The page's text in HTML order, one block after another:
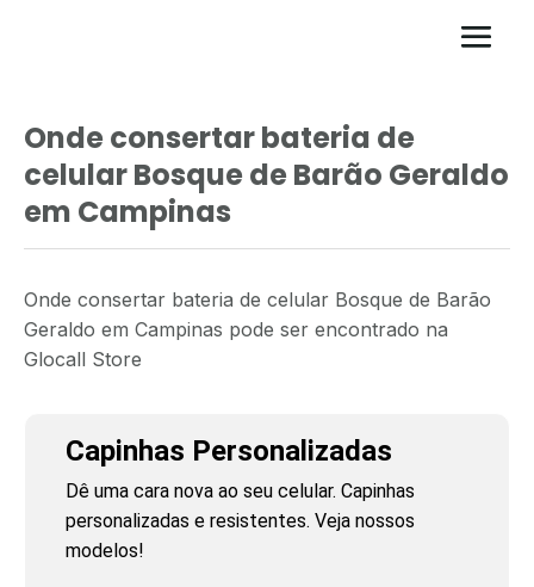
Onde consertar bateria de
celular Bosque de Barão Geraldo
em Campinas
Onde consertar bateria de celular Bosque de Barão
Geraldo em Campinas pode ser encontrado na
Glocall Store
Capinhas Personalizadas
Dê uma cara nova ao seu celular. Capinhas
personalizadas e resistentes. Veja nossos
modelos!